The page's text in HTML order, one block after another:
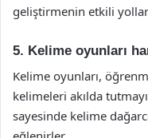
geliştirmenin etkili
5. Kelime oyunları
Kelime oyunları,
kelimeleri akılda
sayesinde kelime